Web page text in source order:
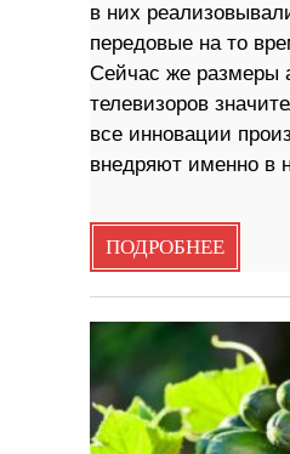
в них
передовые на то
Сейчас же размеры
телевизоров
все инновации
внедряют именно в
ПОДРОБНЕЕ